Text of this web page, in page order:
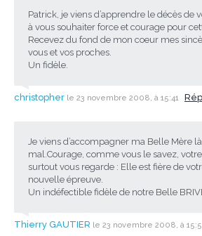
Patrick, je viens d’apprendre le décès de
à vous souhaiter force et courage pour
Recevez du fond de mon coeur mes
vous et vos proches.
Un fidèle.
christopher le 23 novembre 2008, à 15:41
Je viens d’accompagner ma Belle Mère
mal.Courage, comme vous le savez,
surtout vous regarde : Elle est fière de
nouvelle épreuve.
Un indéfectible fidèle de notre Belle
Thierry GAUTIER le 23 novembre 2008, à